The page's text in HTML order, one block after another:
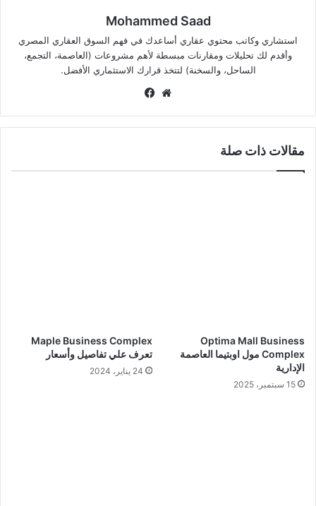
Mohammed Saad
استشاري وكاتب محتوي عقاري أساعدك في فهم السوق العقاري المصري
وأقدم لك تحليلات ومقارنات مبسطة لأهم مشروعات (العاصمة، التجمع،
الساحل، والسخنة) لتتخذ قرارك الاستثماري الأفضل.
موق
الويوك
مقالات ذات صلة
Optima Mall Business
Complex مول اوبتيما العاصمة
الإدارية
15 سبتمبر، 2025
Maple Business Complex
تعرف علي تفاصيل وأسعار
24 يناير، 2024